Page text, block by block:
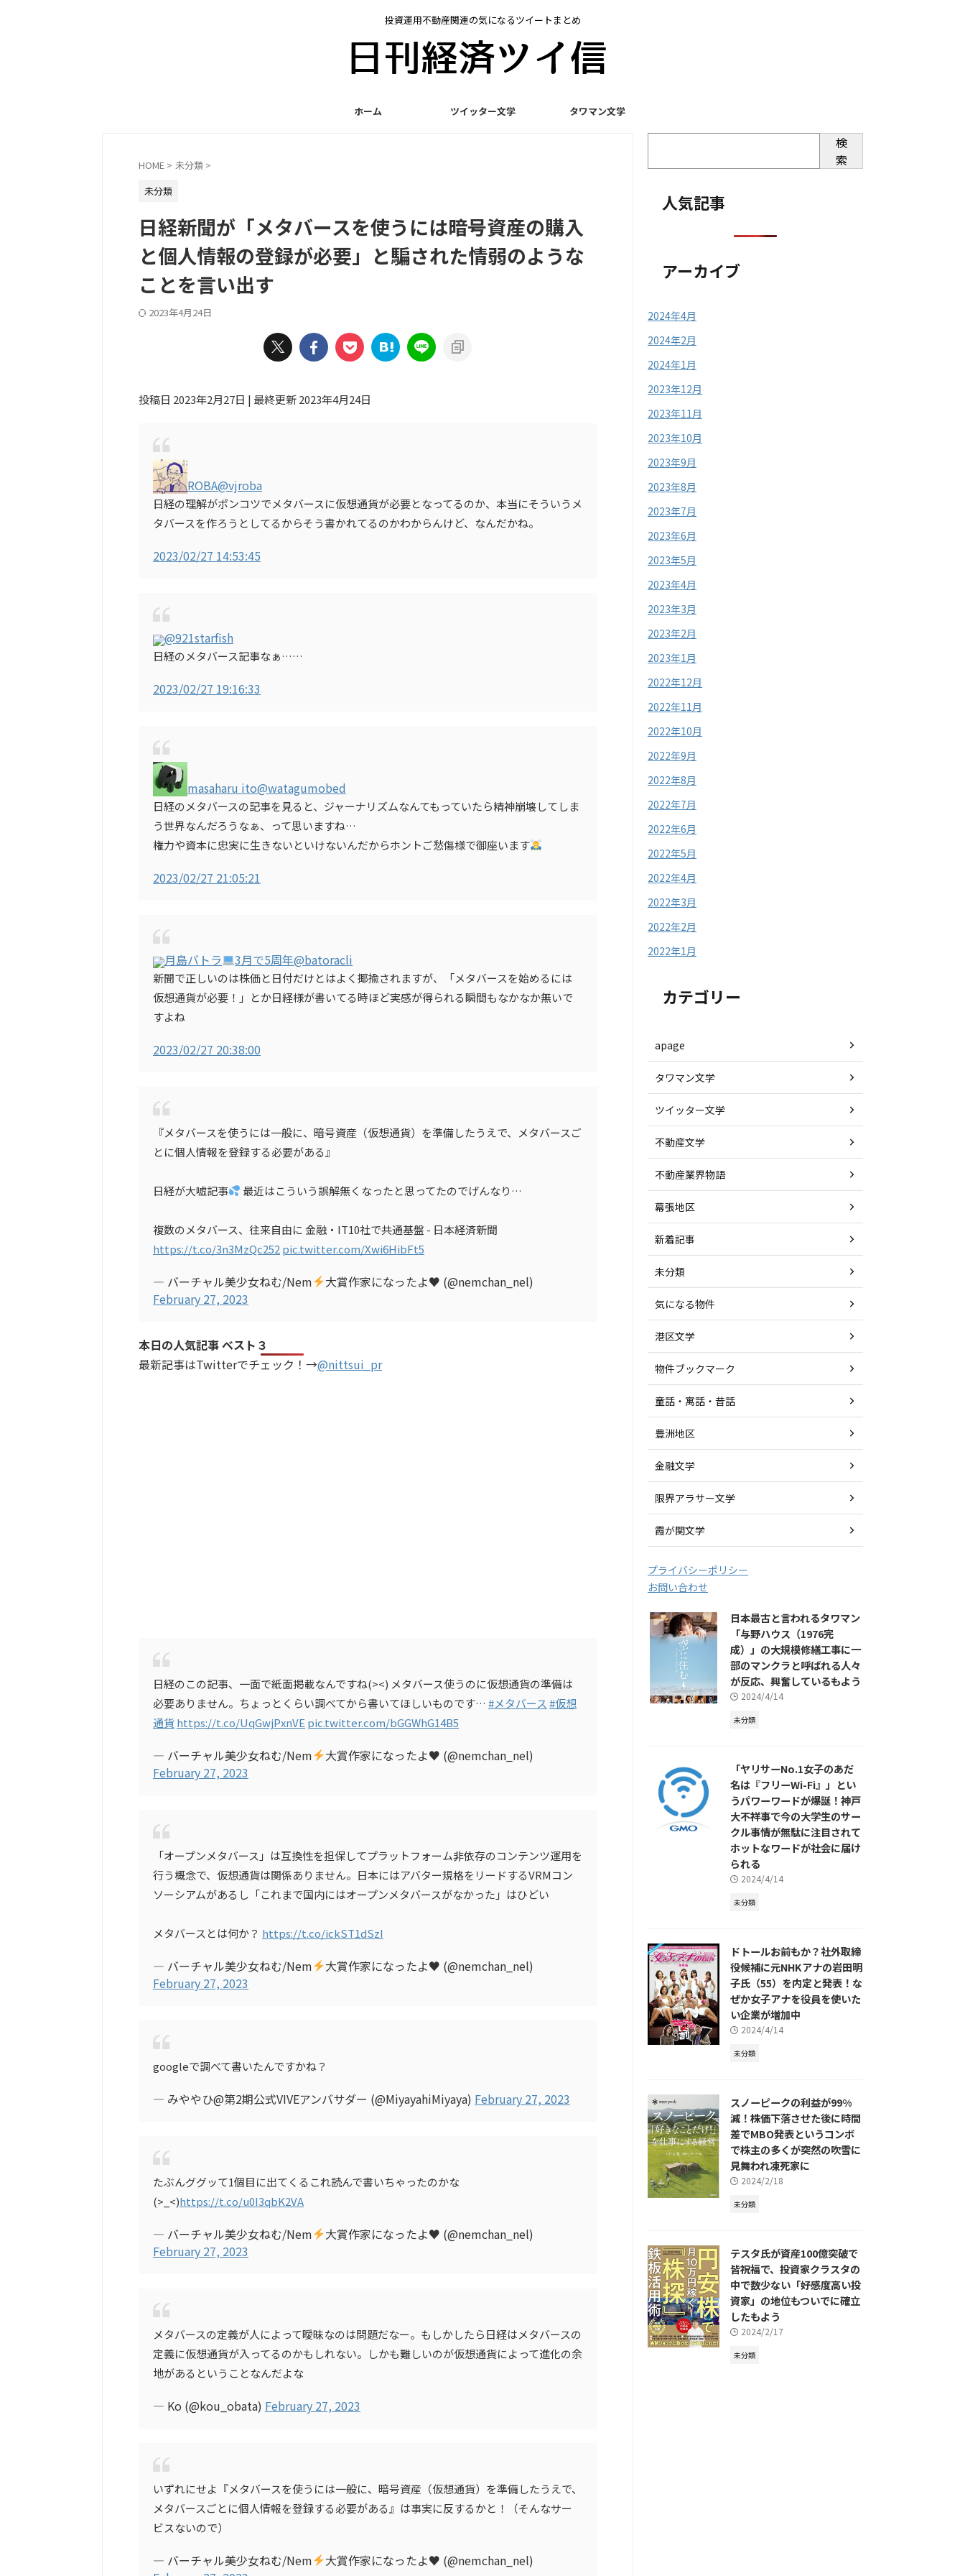
投資運用不動産関連の気になるツイートまとめ
ホーム ツイッター文学 タワマン文学
HOME > 未分類 >
未分類
日経新聞が「メタバースを使うには暗号資産の購入
と個人情報の登録が必要」と騙された情弱のような
ことを言い出す
2023年4月24日
投稿日 2023年2月27日 | 最終更新 2023年4月24日
ROBA@vjroba
日経の理解がポンコツでメタバースに仮想通貨が必要となってるのか、本当にそういうメ
タバースを作ろうとしてるからそう書かれてるのかわからんけど、なんだかね。
2023/02/27 14:53:45
@921starfish
日経のメタバース記事なぁ……
2023/02/27 19:16:33
masaharu ito@watagumobed
日経のメタバースの記事を見ると、ジャーナリズムなんてもっていたら精神崩壊してしま
う世界なんだろうなぁ、って思いますね…
権力や資本に忠実に生きないといけないんだからホントご愁傷様で御座います
2023/02/27 21:05:21
月島バトラ 3月で5周年@batoracli
新聞で正しいのは株価と日付だけとはよく揶揄されますが、「メタバースを始めるには
仮想通貨が必要！」とか日経様が書いてる時ほど実感が得られる瞬間もなかなか無いで
すよね
2023/02/27 20:38:00
『メタバースを使うには一般に、暗号資産（仮想通貨）を準備したうえで、メタバースご
とに個人情報を登録する必要がある』
日経が大嘘記事 最近はこういう誤解無くなったと思ってたのでげんなり…
複数のメタバース、往来自由に 金融・IT10社で共通基盤 - 日本経済新聞
https://t.co/3n3MzQc252 pic.twitter.com/Xwi6HibFt5
— バーチャル美少女ねむ/Nem 大賞作家になったよ♥ (@nemchan_nel)
February 27, 2023
本日の人気記事 ベスト３
最新記事はTwitterでチェック！→@nittsui_pr
日経のこの記事、一面で紙面掲載なんですね(><) メタバース使うのに仮想通貨の準備は
必要ありません。ちょっとくらい調べてから書いてほしいものです… #メタバース #仮想
通貨https://t.co/UqGwjPxnVE pic.twitter.com/bGGWhG14B5
— バーチャル美少女ねむ/Nem 大賞作家になったよ♥ (@nemchan_nel)
February 27, 2023
「オープンメタバース」は互換性を担保してプラットフォーム非依存のコンテンツ運用を
行う概念で、仮想通貨は関係ありません。日本にはアバター規格をリードするVRMコン
ソーシアムがあるし「これまで国内にはオープンメタバースがなかった」はひどい
メタバースとは何か？ https://t.co/ickST1dSzI
— バーチャル美少女ねむ/Nem 大賞作家になったよ♥ (@nemchan_nel)
February 27, 2023
googleで調べて書いたんですかね？
— みややひ@第2期公式VIVEアンバサダー (@MiyayahiMiyaya) February 27, 2023
たぶんググッて1個目に出てくるこれ読んで書いちゃったのかな
(>_<)https://t.co/u0I3qbK2VA
— バーチャル美少女ねむ/Nem 大賞作家になったよ♥ (@nemchan_nel)
February 27, 2023
メタバースの定義が人によって曖昧なのは問題だなー。もしかしたら日経はメタバースの
定義に仮想通貨が入ってるのかもしれない。しかも難しいのが仮想通貨によって進化の余
地があるということなんだよな
— Ko (@kou_obata) February 27, 2023
いずれにせよ『メタバースを使うには一般に、暗号資産（仮想通貨）を準備したうえで、
メタバースごとに個人情報を登録する必要がある』は事実に反するかと！（そんなサー
ビスないので）
— バーチャル美少女ねむ/Nem 大賞作家になったよ♥ (@nemchan_nel)
検
索
人気記事
アーカイブ
2024年4月
2024年2月
2024年1月
2023年12月
2023年11月
2023年10月
2023年9月
2023年8月
2023年7月
2023年6月
2023年5月
2023年4月
2023年3月
2023年2月
2023年1月
2022年12月
2022年11月
2022年10月
2022年9月
2022年8月
2022年7月
2022年6月
2022年5月
2022年4月
2022年3月
2022年2月
2022年1月
カテゴリー
apage
タワマン文学
ツイッター文学
不動産文学
不動産業界物語
幕張地区
新着記事
未分類
気になる物件
港区文学
物件ブックマーク
童話・寓話・昔話
豊洲地区
金融文学
限界アラサー文学
霞が関文学
プライバシーポリシー
お問い合わせ
日本最古と言われるタワマン
「与野ハウス（1976完
成）」の大規模修繕工事に一
部のマンクラと呼ばれる人々
が反応、興奮しているもよう
2024/4/14
未分類
「ヤリサーNo.1女子のあだ
名は『フリーWi-Fi』」とい
うパワーワードが爆誕！神戸
大不祥事で今の大学生のサー
クル事情が無駄に注目されて
ホットなワードが社会に届け
られる
2024/4/14
未分類
ドトールお前もか？社外取締
役候補に元NHKアナの岩田明
子氏（55）を内定と発表！な
ぜか女子アナを役員を使いた
い企業が増加中
2024/4/14
未分類
スノーピークの利益が99%
減！株価下落させた後に時間
差でMBO発表というコンボ
で株主の多くが突然の吹雪に
見舞われ凍死家に
2024/2/18
未分類
テスタ氏が資産100億突破で
皆祝福で、投資家クラスタの
中で数少ない「好感度高い投
資家」の地位もついでに確立
したもよう
2024/2/17
未分類